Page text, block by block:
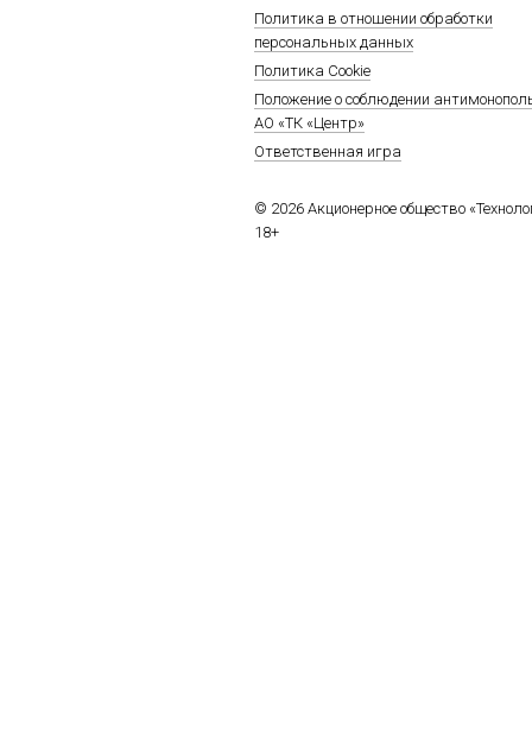
Политика в отношении обработки
персональных данных
Политика Cookie
Положение о соблюдении
АО «ТК «Центр»
Ответственная игра
© 2026 Акционерное общество
18+